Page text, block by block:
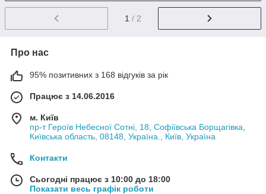
1 / 2
Про нас
95% позитивних з 168 відгуків за рік
Працює з 14.06.2016
м. Київ
пр-т Героїв Небесної Сотні, 18, Софіївська Борщагівка,
Київська область, 08148, Україна., Київ, Україна
Контакти
Сьогодні працює з 10:00 до 18:00
Показати весь графік роботи